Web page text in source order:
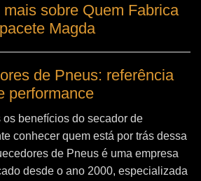
sobre Quem Fabrica
Magda
de Pneus: referência
performance
benefícios do secador de
conhecer quem está por trás dessa
de Pneus é uma empresa
desde o ano 2000, especializada